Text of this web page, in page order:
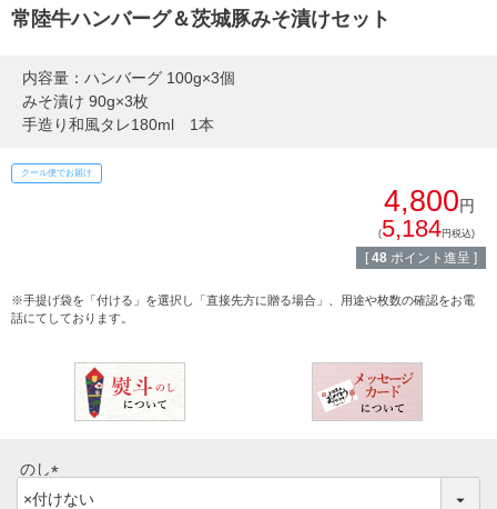
熨斗・カード
イイジマとは
ショップ一覧
ゴルフコンペ
法人の方へ
レトルトカレー
常陸牛ハンバーグ＆茨城豚みそ漬けセット
内容量：ハンバーグ 100g×3個
みそ漬け 90g×3枚
手造り和風タレ180ml 1本
クール便でお届け
4,800円
(5,184円税込)
[ 48 ポイント進呈 ]
※手提げ袋を「付ける」を選択し「直接先方に贈る場合」、用途や枚数の確認をお電
話にてしております。
のし
(